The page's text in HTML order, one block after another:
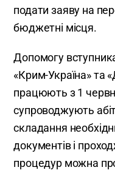
подати заяву на
бюджетні місця.
Допомогу
«Крим-Україна» та
працюють з 1
супроводжують
складання
документів і
процедур можна